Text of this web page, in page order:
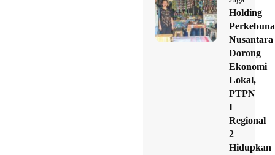
Holding
Nusantara
Dorong
Ekonomi
Lokal,
PTPN
I
Regional
2
Hidupkan